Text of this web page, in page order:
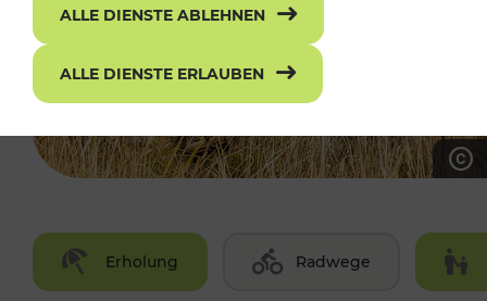
Erholung Radwege
ALLE DIENSTE ABLEHNEN
ALLE DIENSTE ERLAUBEN